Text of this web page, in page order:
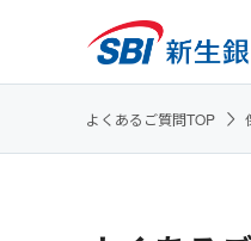
よくあるご質問TOP